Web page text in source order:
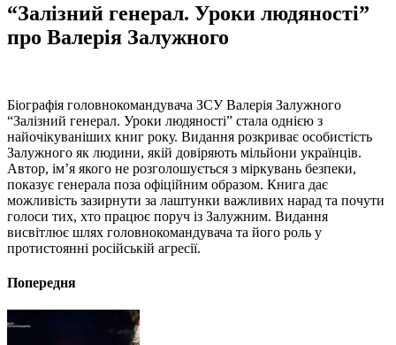
“Залізний генерал. Уроки людяності”
про Валерія Залужного
Біографія головнокомандувача ЗСУ Валерія Залужного
“Залізний генерал. Уроки людяності” стала однією з
найочікуваніших книг року. Видання розкриває особистість
Залужного як людини, якій довіряють мільйони українців.
Автор, ім’я якого не розголошується з міркувань безпеки,
показує генерала поза офіційним образом. Книга дає
можливість зазирнути за лаштунки важливих нарад та почути
голоси тих, хто працює поруч із Залужним. Видання
висвітлює шлях головнокомандувача та його роль у
протистоянні російській агресії.
Попередня